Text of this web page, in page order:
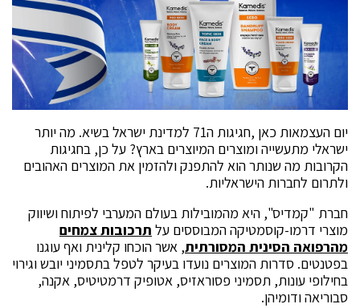
יום העצמאות כאן ,חגיגות ה71 למדינת ישראל בשיא. מה יותר
ישראלי מתעשייה ומוצרים המיוצרים בארץ? על כן, בחגיגות
הקרובות מה שנותר הוא להתפנק ולהזמין את המוצרים האהובים
ולתרום לחברות הישראליות.
חברת "קמדיס", היא מהמובילות בעולם המערבי לפיתוח ושיווק
מוצרי דרמו-קוסמטיקה המבוססים על תרכובות צמחים
מהרפואה הסינית המסורתית, אשר הוכחו קלינית ואף עוגנו
בפטנטים. סדרות המוצרים נועדו בעיקר לטפל בתסמיני יובש וגירוי
בחילופי עונות, תסמיני פסוראזיס, אטופיק דרמטיטיס, אקנה,
סבוריאה ודומיהן.